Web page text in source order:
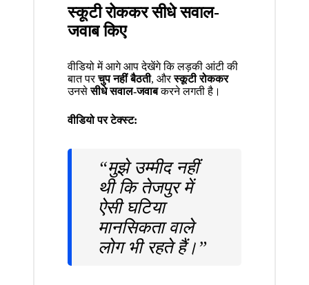
स्कूटी रोककर सीधे सवाल-
जवाब किए
वीडियो में आगे आप देखेंगे कि लड़की आंटी की
बात परचुप नहीं बैठती, औरस्कूटी रोककर
उनसेसीधे सवाल-जवाबकरने लगती है।
वीडियो पर टेक्स्ट:
“मुझे उम्मीद नहीं
थी कि तेजपुर में
ऐसी घटिया
मानसिकता वाले
लोग भी रहते हैं।”